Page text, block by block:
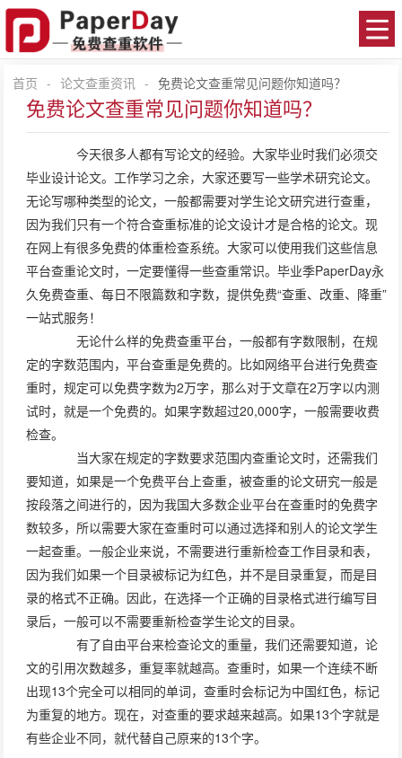
首页 - 论文查重资讯 - 免费论文查重常见问题你知道吗？
免费论文查重常见问题你知道吗？
今天很多人都有写论文的经验。大家毕业时我们必须交
毕业设计论文。工作学习之余，大家还要写一些学术研究论文。
无论写哪种类型的论文，一般都需要对学生论文研究进行查重，
因为我们只有一个符合查重标准的论文设计才是合格的论文。现
在网上有很多免费的体重检查系统。大家可以使用我们这些信息
平台查重论文时，一定要懂得一些查重常识。毕业季PaperDay永
久免费查重、每日不限篇数和字数，提供免费“查重、改重、降重”
一站式服务！
无论什么样的免费查重平台，一般都有字数限制，在规
定的字数范围内，平台查重是免费的。比如网络平台进行免费查
重时，规定可以免费字数为2万字，那么对于文章在2万字以内测
试时，就是一个免费的。如果字数超过20,000字，一般需要收费
检查。
当大家在规定的字数要求范围内查重论文时，还需我们
要知道，如果是一个免费平台上查重，被查重的论文研究一般是
按段落之间进行的，因为我国大多数企业平台在查重时的免费字
数较多，所以需要大家在查重时可以通过选择和别人的论文学生
一起查重。一般企业来说，不需要进行重新检查工作目录和表，
因为我们如果一个目录被标记为红色，并不是目录重复，而是目
录的格式不正确。因此，在选择一个正确的目录格式进行编写目
录后，一般可以不需要重新检查学生论文的目录。
有了自由平台来检查论文的重量，我们还需要知道，论
文的引用次数越多，重复率就越高。查重时，如果一个连续不断
出现13个完全可以相同的单词，查重时会标记为中国红色，标记
为重复的地方。现在，对查重的要求越来越高。如果13个字就是
有些企业不同，就代替自己原来的13个字。